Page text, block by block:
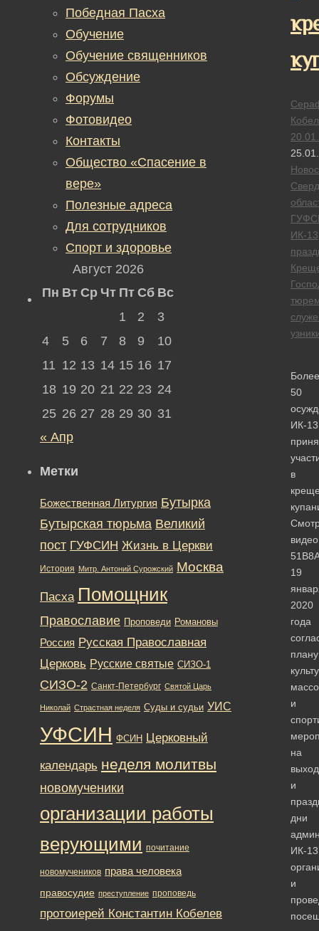
ИК-13
Более
50
ИК-13
в
51B8A
19
2020
года
плану
и
на
и
дни
ИК-13
и
Победная Пасха
Обучение
Обучение священников
Обсуждение
Форумы
Фотовидео
Контакты
Общество «Спасение в
вере»
Полезные адреса
Для сотрудников
Спорт и здоровье
Август 2026
Пн Вт Ср Чт Пт Сб Вс
1
2
3
4
5 6 7 8 9
10
11 12 13 14 15 16 17
18 19 20 21 22 23 24
25 26 27 28 29 30 31
« Апр
Метки
Божественная Литургия Бутырка
Бутырская тюрьма Великий
пост ГУФСИН Жизнь в Церкви
История Митр. Антоний Сурожский Москва
Пасха Помощник
Православие Проповеди Романовы
Россия Русская Православная
Церковь Русские святые СИЗО-1
СИЗО-2 Санкт-Петербург Святой Царь
Николай Страстная неделя Суды и судьи УИС
УФСИН ФСИН Церковный
календарь неделя молитвы
новомученики
организации работы
верующими почитание
новомучеников права человека
правосудие преступление проповедь
протоиерей Константин Кобелев